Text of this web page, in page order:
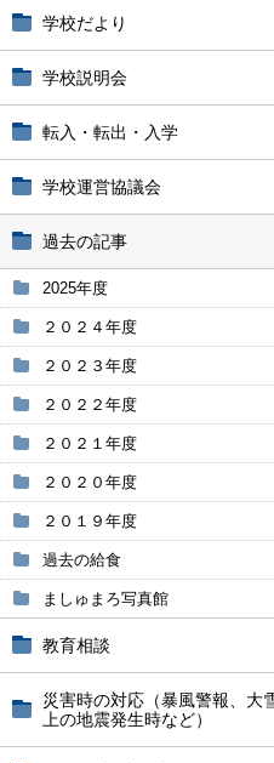
学校だより
学校説明会
転入・転出・入学
学校運営協議会
過去の記事
2025年度
２０２４年度
２０２３年度
２０２２年度
２０２１年度
２０２０年度
２０１９年度
過去の給食
ましゅまろ写真館
教育相談
災害時の対応（暴風警報、大
上の地震発生時など）